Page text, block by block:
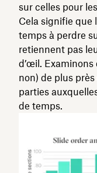
sur celles pour
Cela signifie que
temps à perdre
retiennent pas
d’œil. Examinons
non) de plus
parties
de temps.